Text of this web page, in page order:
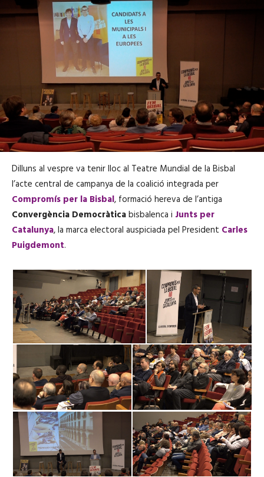
Dilluns al vespre va tenir lloc al Teatre Mundial de la Bisbal
l’acte central de campanya de la coalició integrada per
Compromís per la Bisbal, formació hereva de l’antiga
Convergència Democràticabisbalenca i Junts per
Catalunya, la marca electoral auspiciada pel President Carles
Puigdemont.